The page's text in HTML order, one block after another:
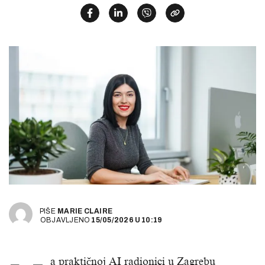
PIŠE MARIE CLAIRE
OBJAVLJENO 15/05/2026 U 10:19
a praktičnoj AI radionici u Zagrebu